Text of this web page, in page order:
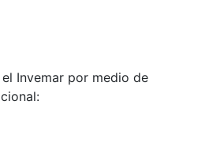
Invemar por medio de